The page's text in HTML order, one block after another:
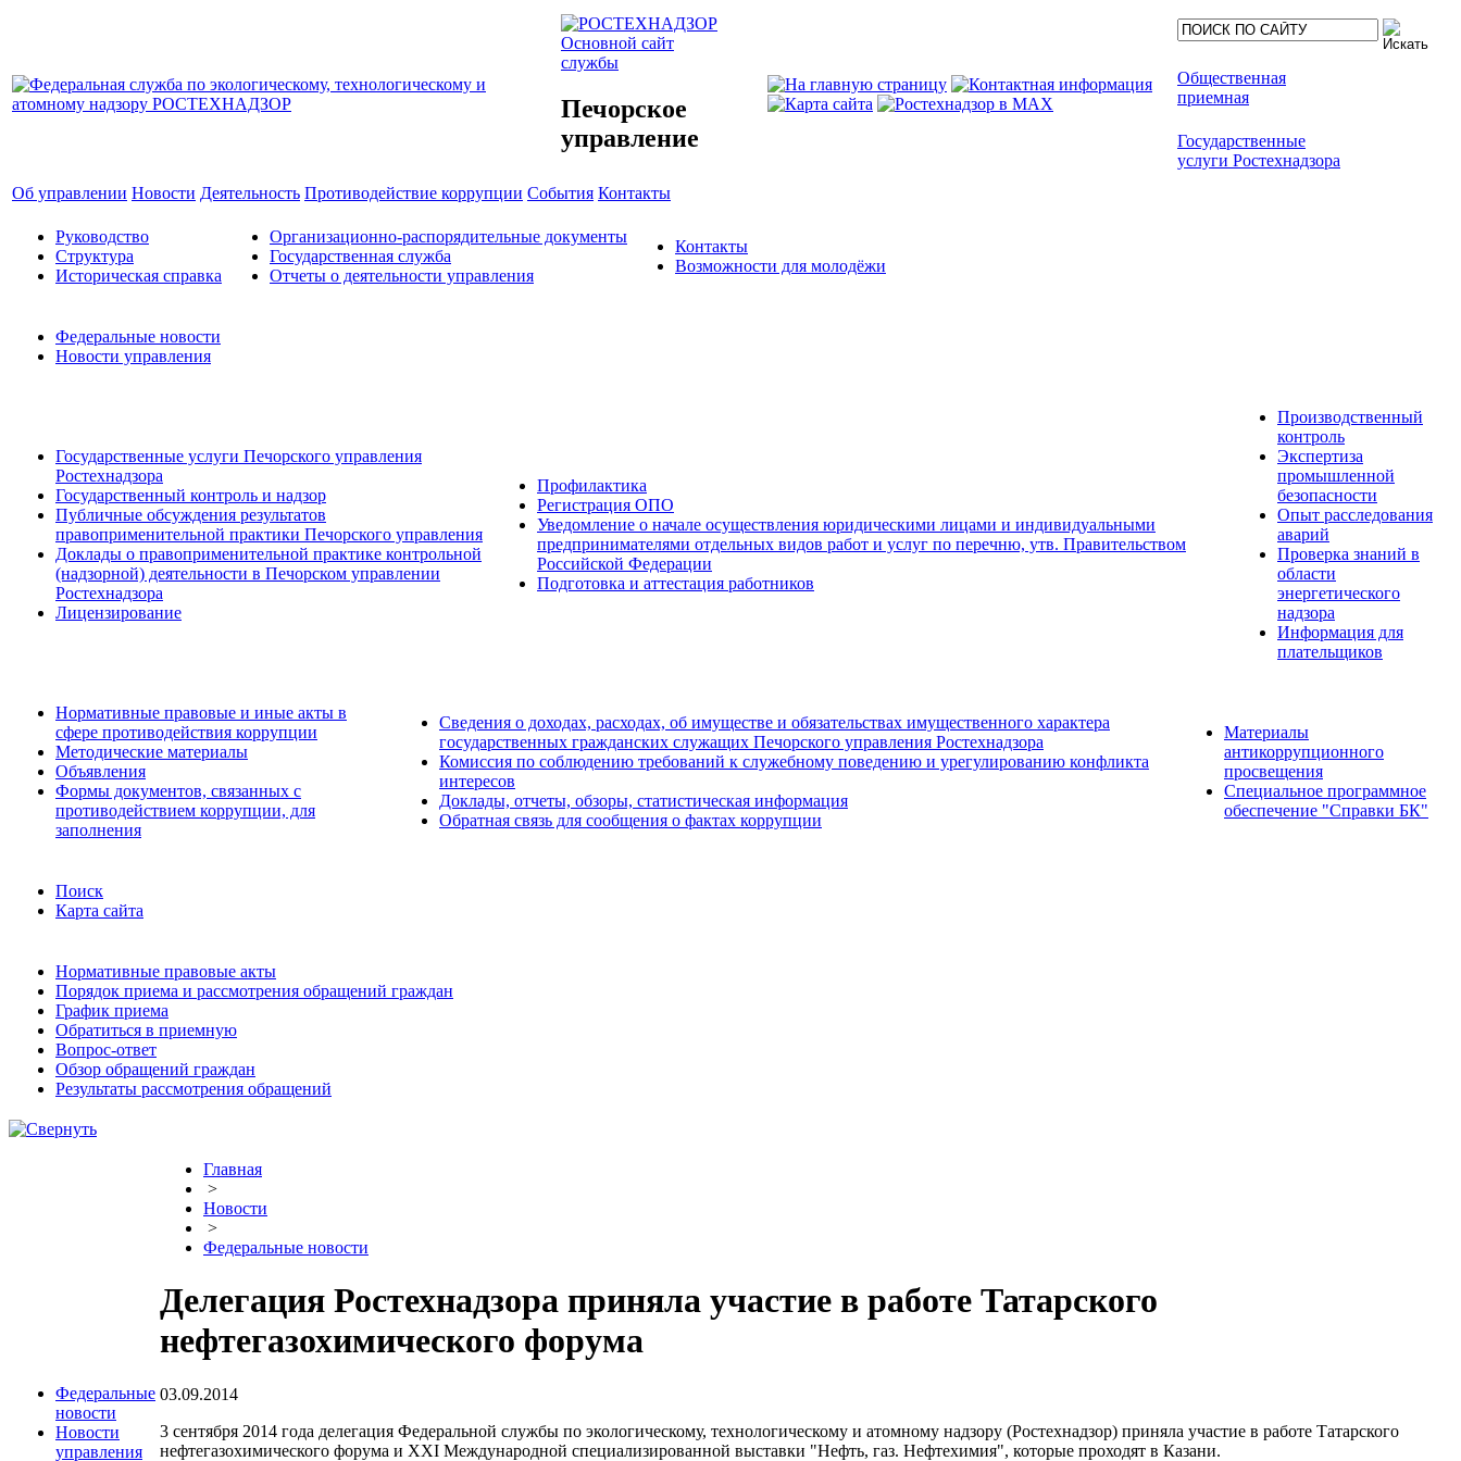
Основной сайт
службы
Печорское
управление
Общественная
приемная
Государственные
услуги Ростехнадзора
Об управлении Новости Деятельность Противодействие коррупции События Контакты
Руководство
Структура
Историческая справка
Организационно-распорядительные документы
Государственная служба
Отчеты о деятельности управления
Контакты
Возможности для молодёжи
Федеральные новости
Новости управления
Государственные услуги Печорского управления
Ростехнадзора
Государственный контроль и надзор
Публичные обсуждения результатов
правоприменительной практики Печорского управления
Доклады о правоприменительной практике контрольной
(надзорной) деятельности в Печорском управлении
Ростехнадзора
Лицензирование
Профилактика
Регистрация ОПО
Уведомление о начале осуществления юридическими лицами и индивидуальными
предпринимателями отдельных видов работ и услуг по перечню, утв. Правительством
Российской Федерации
Подготовка и аттестация работников
Производственный
контроль
Экспертиза
промышленной
безопасности
Опыт расследования
аварий
Проверка знаний в
области
энергетического
надзора
Информация для
плательщиков
Нормативные правовые и иные акты в
сфере противодействия коррупции
Методические материалы
Объявления
Формы документов, связанных с
противодействием коррупции, для
заполнения
Сведения о доходах, расходах, об имуществе и обязательствах имущественного характера
государственных гражданских служащих Печорского управления Ростехнадзора
Комиссия по соблюдению требований к служебному поведению и урегулированию конфликта
интересов
Доклады, отчеты, обзоры, статистическая информация
Обратная связь для сообщения о фактах коррупции
Материалы
антикоррупционного
просвещения
Специальное программное
обеспечение "Справки БК"
Поиск
Карта сайта
Нормативные правовые акты
Порядок приема и рассмотрения обращений граждан
График приема
Обратиться в приемную
Вопрос-ответ
Обзор обращений граждан
Результаты рассмотрения обращений
Федеральные
новости
Новости
управления
Главная
>
Новости
>
Федеральные новости
Делегация Ростехнадзора приняла участие в работе Татарского
нефтегазохимического форума
03.09.2014
3 сентября 2014 года делегация Федеральной службы по экологическому, технологическому и атомному надзору (Ростехнадзор) приняла участие в работе Татарского
нефтегазохимического форума и XXI Международной специализированной выставки "Нефть, газ. Нефтехимия", которые проходят в Казани.